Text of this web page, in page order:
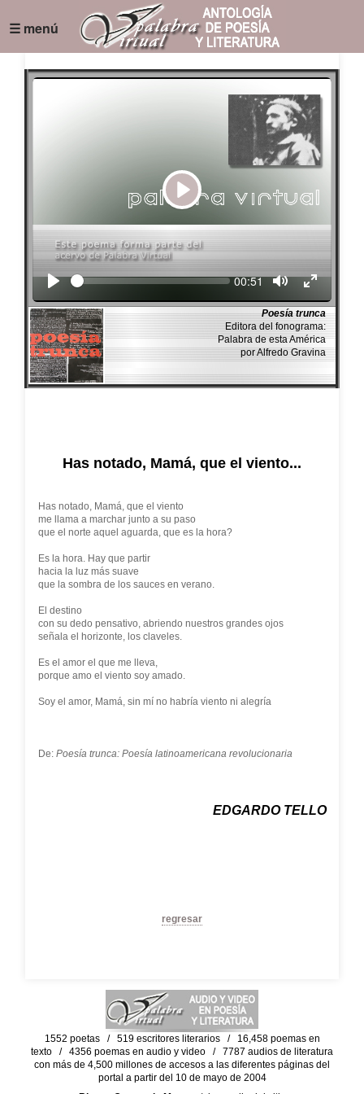
☰ menú
Play
Seek Current
00:51
Poesía trunca
Editora del fonograma:
Palabra de esta América
por Alfredo Gravina
Has notado, Mamá, que el viento...
Has notado, Mamá, que el viento
me llama a marchar junto a su paso
que el norte aquel aguarda, que es la hora?
Es la hora. Hay que partir
hacia la luz más suave
que la sombra de los sauces en verano.
El destino
con su dedo pensativo, abriendo nuestros grandes ojos
señala el horizonte, los claveles.
Es el amor el que me lleva,
porque amo el viento soy amado.
Soy el amor, Mamá, sin mí no habría viento ni alegría
De: Poesía trunca: Poesía latinoamericana revolucionaria
EDGARDO TELLO
regresar
1552 poetas / 519 escritores literarios / 16,458 poemas en
texto / 4356 poemas en audio y video / 7787 audios de literatura
con más de 4,500 millones de accesos a las diferentes páginas del
portal a partir del 10 de mayo de 2004